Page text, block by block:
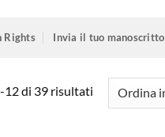
Rights Invia il tuo manoscritto
12 di 39 risultatiOrdina